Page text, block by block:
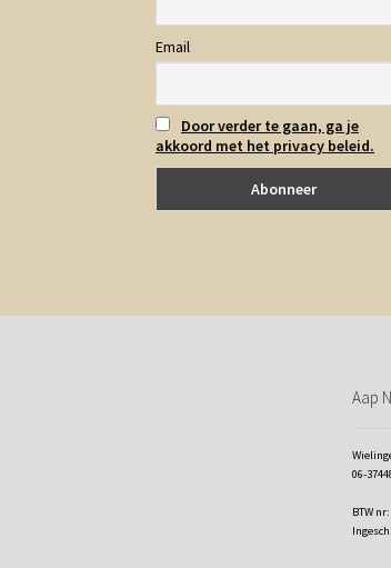
Email
Door verder te gaan, ga je
akkoord met het privacy beleid.
Aap
06-
BTW